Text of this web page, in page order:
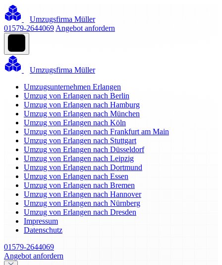
Umzugsfirma Müller
01579-2644069 Angebot anfordern
Umzugsfirma Müller
Umzugsunternehmen Erlangen
Umzug von Erlangen nach Berlin
Umzug von Erlangen nach Hamburg
Umzug von Erlangen nach München
Umzug von Erlangen nach Köln
Umzug von Erlangen nach Frankfurt am Main
Umzug von Erlangen nach Stuttgart
Umzug von Erlangen nach Düsseldorf
Umzug von Erlangen nach Leipzig
Umzug von Erlangen nach Dortmund
Umzug von Erlangen nach Essen
Umzug von Erlangen nach Bremen
Umzug von Erlangen nach Hannover
Umzug von Erlangen nach Nürnberg
Umzug von Erlangen nach Dresden
Impressum
Datenschutz
01579-2644069
Angebot anfordern